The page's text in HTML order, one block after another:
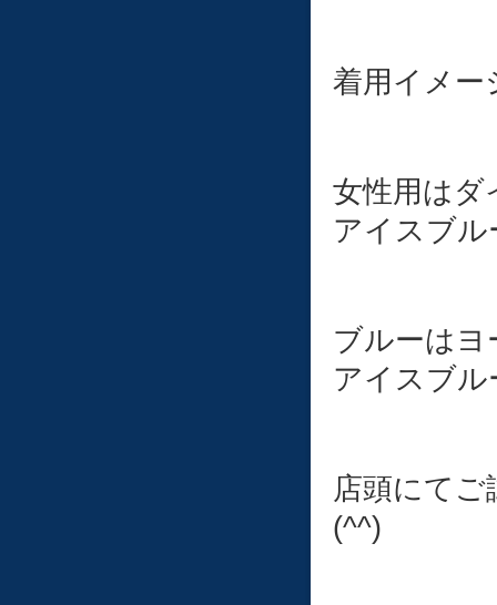
着用イメー
女性用はダ
アイスブ
ブルーは
アイスブ
店頭にて
(^^)